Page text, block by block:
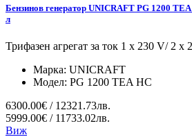
Бензинов генератор UNICRAFT PG 1200
л
Трифазен агрегат за ток 1 x 230 V/ 2 x
Марка: UNICRAFT
Модел: PG 1200 TEA HC
6300.00€ / 12321.73лв.
5999.00€ / 11733.02лв.
Виж